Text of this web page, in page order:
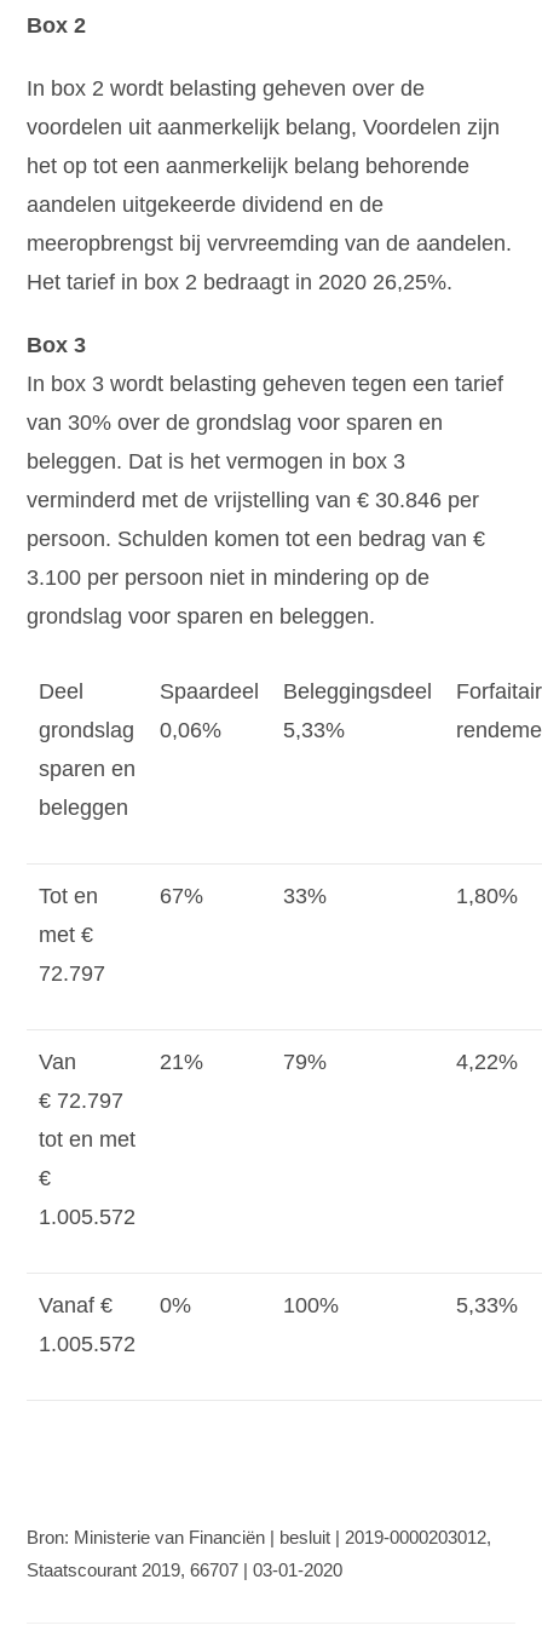
Box 2
In box 2 wordt belasting geheven over de
voordelen uit aanmerkelijk belang, Voordelen zijn
het op tot een aanmerkelijk belang behorende
aandelen uitgekeerde dividend en de
meeropbrengst bij vervreemding van de aandelen.
Het tarief in box 2 bedraagt in 2020 26,25%.
Box 3
In box 3 wordt belasting geheven tegen een tarief
van 30% over de grondslag voor sparen en
beleggen. Dat is het vermogen in box 3
verminderd met de vrijstelling van € 30.846 per
persoon. Schulden komen tot een bedrag van €
3.100 per persoon niet in mindering op de
grondslag voor sparen en beleggen.
Deel
grondslag
sparen en
beleggen
Spaardeel
0,06%
Beleggingsdeel
5,33%
Forfaitair
Tot en
met €
72.797
67% 33% 1,80%
Van
€ 72.797
tot en met
€
1.005.572
21% 79% 4,22%
Vanaf €
1.005.572
0% 100% 5,33%
Bron: Ministerie van Financiën | besluit | 2019-0000203012,
Staatscourant 2019, 66707 | 03-01-2020